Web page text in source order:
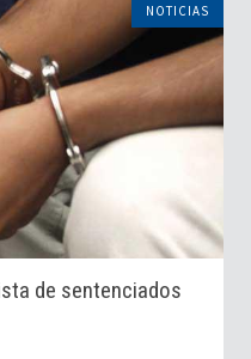
NOTICIAS
de sentenciados